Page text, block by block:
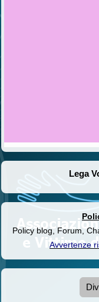
Lega
Policy blog, Forum,
Avvertenze